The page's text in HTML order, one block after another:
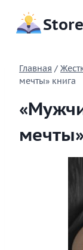
содержимому
Главная /
мечты» книга